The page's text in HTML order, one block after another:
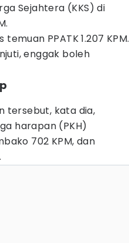
Sejahtera (KKS) di
temuan PPATK 1.207 KPM.
enggak boleh
tersebut, kata dia,
harapan (PKH)
702 KPM, dan